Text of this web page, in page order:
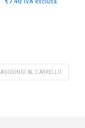
AGGIUNGI AL CARRELLO